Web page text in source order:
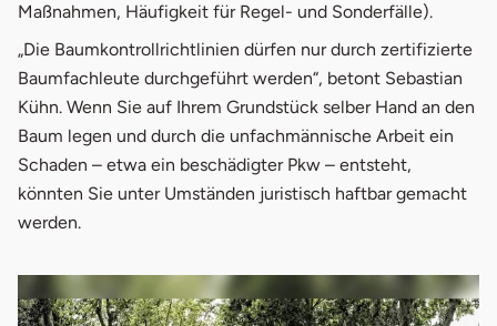
Maßnahmen, Häufigkeit für Regel- und Sonderfälle).
„Die Baumkontrollrichtlinien dürfen nur durch zertifizierte
Baumfachleute durchgeführt werden“, betont Sebastian
Kühn. Wenn Sie auf Ihrem Grundstück selber Hand an den
Baum legen und durch die unfachmännische Arbeit ein
Schaden – etwa ein beschädigter Pkw – entsteht,
könnten Sie unter Umständen juristisch haftbar gemacht
werden.